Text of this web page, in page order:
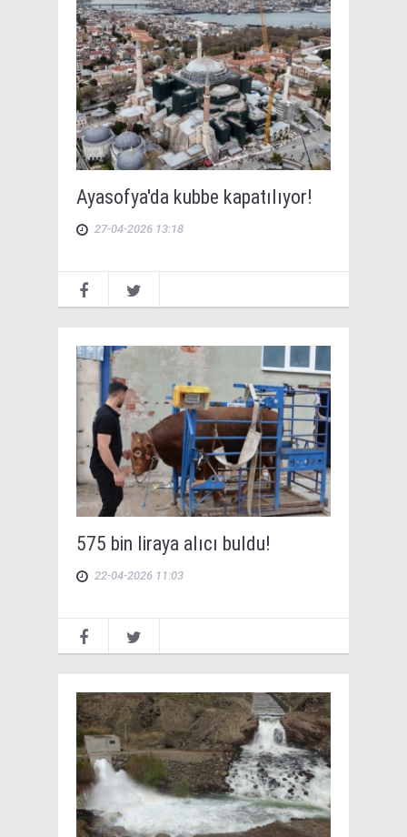
Ayasofya'da kubbe kapatılıyor!
27-04-2026 13:18
575 bin liraya alıcı buldu!
22-04-2026 11:03